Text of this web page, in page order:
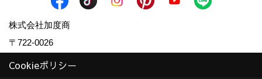
株式会社加度商
〒722-0026
広島県尾道市栗原西2丁目3-15
Cookieポリシー